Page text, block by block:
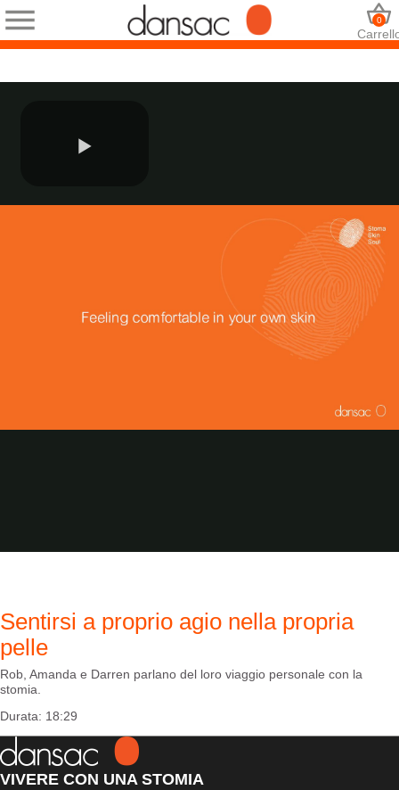
0
Sentirsi a proprio agio nella propria
pelle
Rob, Amanda e Darren parlano del loro viaggio personale con la
stomia.
Durata: 18:29
VIVERE CON UNA STOMIA